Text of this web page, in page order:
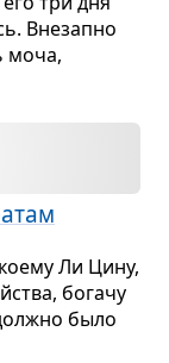
Вне­запно
моча,
Ли Цину,
богачу
было